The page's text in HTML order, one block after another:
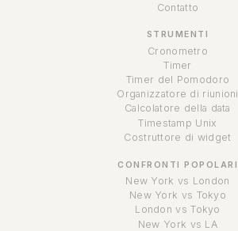
Contatto
STRUMENTI
Cronometro
Timer
Timer del Pomodoro
Organizzatore di riunioni
Calcolatore della data
Timestamp Unix
Costruttore di widget
CONFRONTI POPOLARI
New York vs London
New York vs Tokyo
London vs Tokyo
New York vs LA